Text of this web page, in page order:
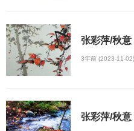
张彩萍/秋意
3年前 (2023-11-02)
张彩萍/秋意